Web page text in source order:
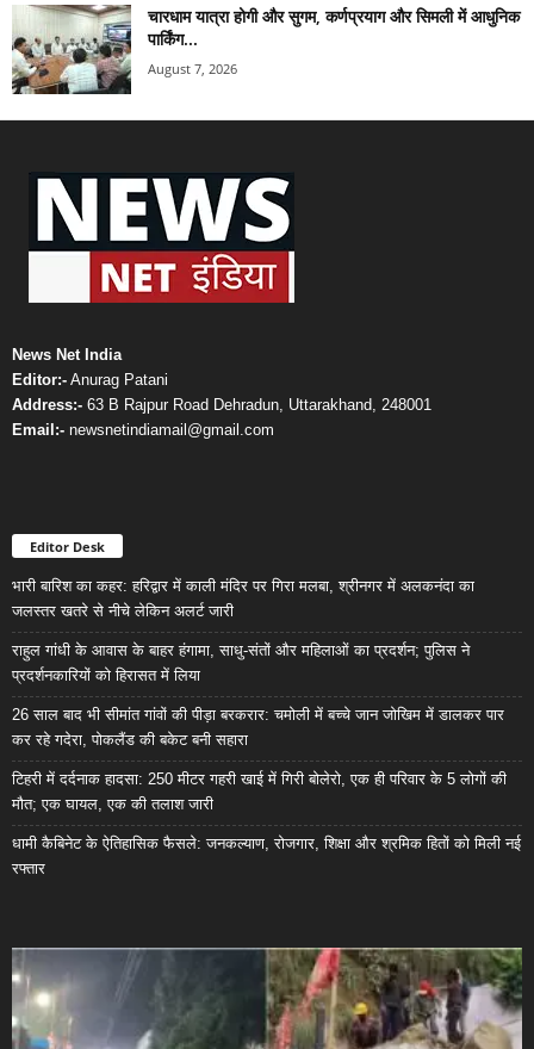
चारधाम यात्रा होगी और सुगम, कर्णप्रयाग और सिमली में आधुनिक
पार्किंग...
August 7, 2026
News Net India
Editor:- Anurag Patani
Address:- 63 B Rajpur Road Dehradun, Uttarakhand, 248001
Email:- newsnetindiamail@gmail.com
Editor Desk
भारी बारिश का कहर: हरिद्वार में काली मंदिर पर गिरा मलबा, श्रीनगर में अलकनंदा का
जलस्तर खतरे से नीचे लेकिन अलर्ट जारी
राहुल गांधी के आवास के बाहर हंगामा, साधु-संतों और महिलाओं का प्रदर्शन; पुलिस ने
प्रदर्शनकारियों को हिरासत में लिया
26 साल बाद भी सीमांत गांवों की पीड़ा बरकरार: चमोली में बच्चे जान जोखिम में डालकर पार
कर रहे गदेरा, पोकलैंड की बकेट बनी सहारा
टिहरी में दर्दनाक हादसा: 250 मीटर गहरी खाई में गिरी बोलेरो, एक ही परिवार के 5 लोगों की
मौत; एक घायल, एक की तलाश जारी
धामी कैबिनेट के ऐतिहासिक फैसले: जनकल्याण, रोजगार, शिक्षा और श्रमिक हितों को मिली नई
रफ्तार